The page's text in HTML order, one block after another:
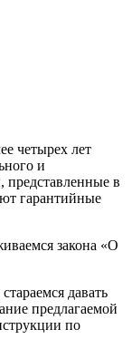
четырех лет
и
представленные в
гарантийные
закона «О
давать
предлагаемой
по